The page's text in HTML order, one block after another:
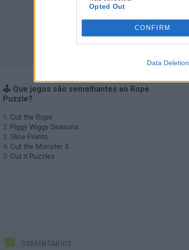
Opted Out
CONFIRM
Data Deletion
🕹️ Que jogos são semelhantes ao Rope
Puzzle?
Cut the Rope
Piggy Wiggy Seasons
Slice Points
Cut the Monster 3
Cut it Puzzles
COMENTÁRIOS